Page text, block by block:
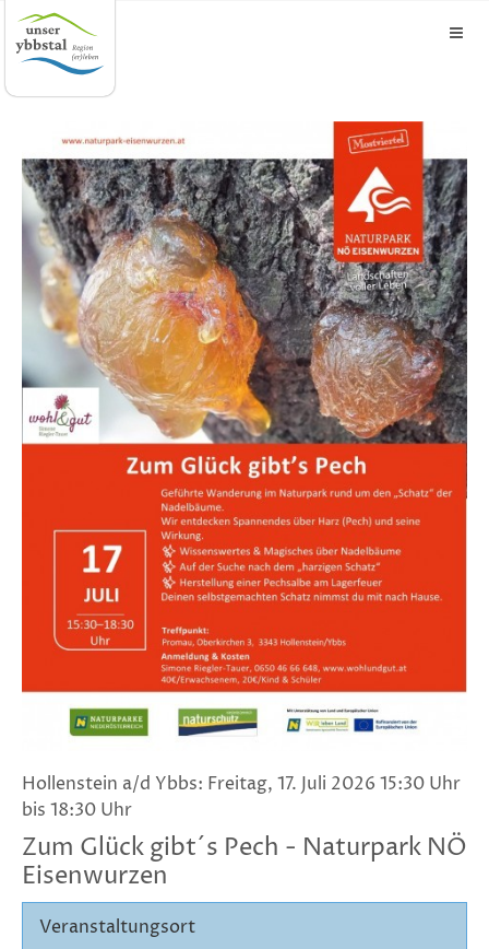
Hollenstein a/d Ybbs: Freitag, 17. Juli 2026 15:30 Uhr
bis 18:30 Uhr
Zum Glück gibt´s Pech - Naturpark NÖ
Eisenwurzen
Veranstaltungsort